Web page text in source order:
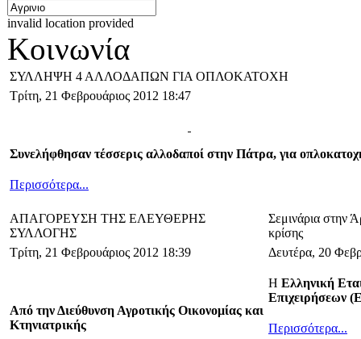
invalid location provided
Κοινωνία
ΣΥΛΛΗΨΗ 4 ΑΛΛΟΔΑΠΩΝ ΓΙΑ ΟΠΛΟΚΑΤΟΧΗ
Τρίτη, 21 Φεβρουάριος 2012 18:47
Συνελήφθησαν τέσσερις αλλοδαποί στην Πάτρα, για
Περισσότερα...
ΑΠΑΓΟΡΕΥΣΗ ΤΗΣ ΕΛΕΥΘΕΡΗΣ
ΣΥΛΛΟΓΗΣ
Τρίτη, 21 Φεβρουάριος 2012 18:39
Από την Διεύθυνση Αγροτικής Οικονομίας και
Κτηνιατρικής
Σεμινάρια στην
κρίσης
Δευτέρα, 20
H Ελληνική
Επιχειρήσεων
Περισσότερα...